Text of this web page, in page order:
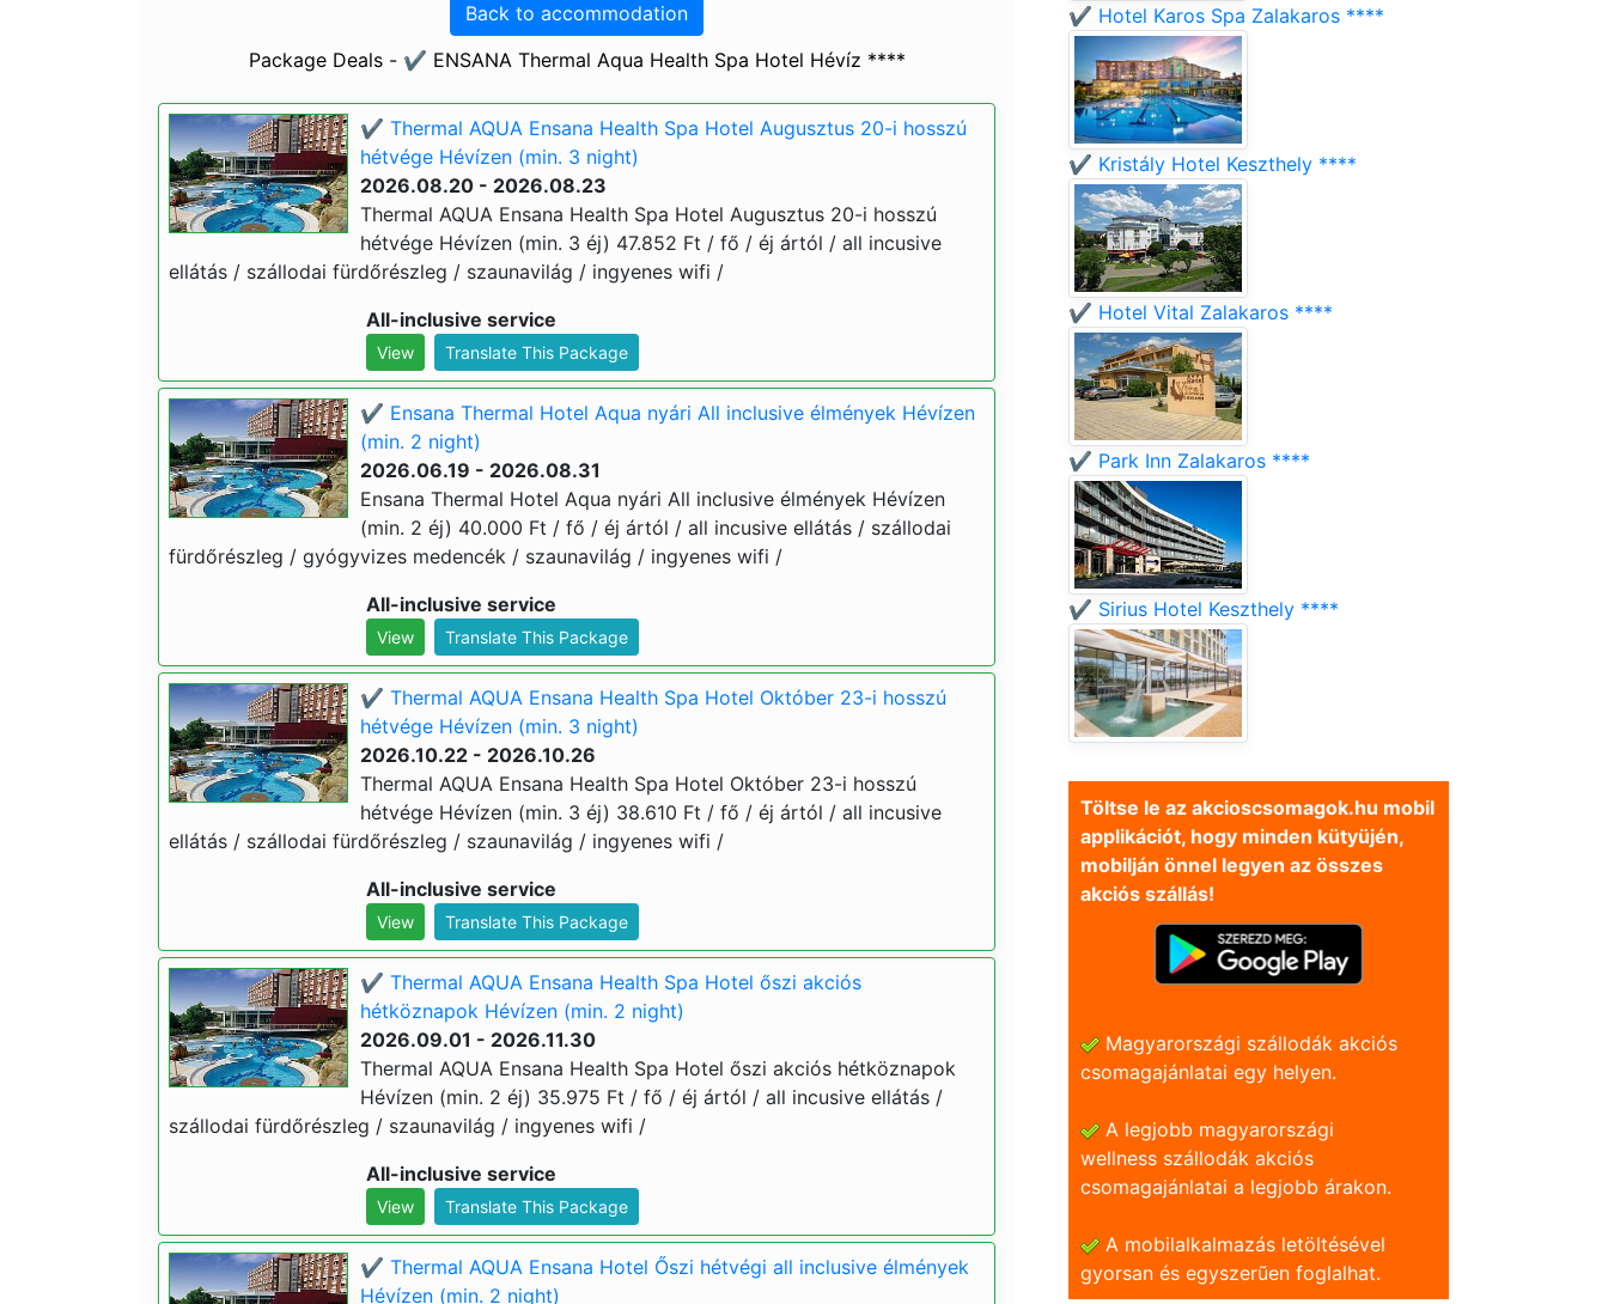
Back to accommodation
Package Deals - ✔️ ENSANA Thermal Aqua Health Spa Hotel Hévíz ****
✔️ Thermal AQUA Ensana Health Spa Hotel Augusztus 20-i hosszú
hétvége Hévízen (min. 3 night)
2026.08.20 - 2026.08.23
Thermal AQUA Ensana Health Spa Hotel Augusztus 20-i hosszú
hétvége Hévízen (min. 3 éj) 47.852 Ft / fő / éj ártól / all incusive
ellátás / szállodai fürdőrészleg / szaunavilág / ingyenes wifi /
All-inclusive service
View Translate This Package
✔️ Ensana Thermal Hotel Aqua nyári All inclusive élmények Hévízen
(min. 2 night)
2026.06.19 - 2026.08.31
Ensana Thermal Hotel Aqua nyári All inclusive élmények Hévízen
(min. 2 éj) 40.000 Ft / fő / éj ártól / all incusive ellátás / szállodai
fürdőrészleg / gyógyvizes medencék / szaunavilág / ingyenes wifi /
All-inclusive service
View Translate This Package
✔️ Thermal AQUA Ensana Health Spa Hotel Október 23-i hosszú
hétvége Hévízen (min. 3 night)
2026.10.22 - 2026.10.26
Thermal AQUA Ensana Health Spa Hotel Október 23-i hosszú
hétvége Hévízen (min. 3 éj) 38.610 Ft / fő / éj ártól / all incusive
ellátás / szállodai fürdőrészleg / szaunavilág / ingyenes wifi /
All-inclusive service
View Translate This Package
✔️ Thermal AQUA Ensana Health Spa Hotel őszi akciós
hétköznapok Hévízen (min. 2 night)
2026.09.01 - 2026.11.30
Thermal AQUA Ensana Health Spa Hotel őszi akciós hétköznapok
Hévízen (min. 2 éj) 35.975 Ft / fő / éj ártól / all incusive ellátás /
szállodai fürdőrészleg / szaunavilág / ingyenes wifi /
All-inclusive service
View Translate This Package
✔️ Thermal AQUA Ensana Hotel Őszi hétvégi all inclusive élmények
Hévízen (min. 2 night)
✔️ Hotel Karos Spa Zalakaros ****
✔️ Kristály Hotel Keszthely ****
✔️ Hotel Vital Zalakaros ****
✔️ Park Inn Zalakaros ****
✔️ Sirius Hotel Keszthely ****
Töltse le az akcioscsomagok.hu mobil
applikációt, hogy minden kütyüjén,
mobilján önnel legyen az összes
akciós szállás!
Magyarországi szállodák akciós
csomagajánlatai egy helyen.
A legjobb magyarországi
wellness szállodák akciós
csomagajánlatai a legjobb árakon.
A mobilalkalmazás letöltésével
gyorsan és egyszerũen foglalhat.